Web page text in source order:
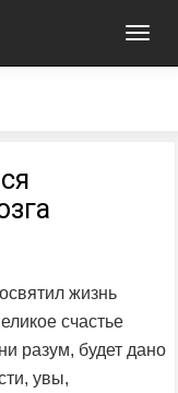
жизнь
счастье
разум, будет дано
увы,